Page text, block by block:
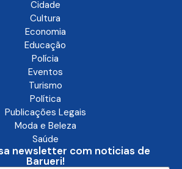
Cidade
Cultura
Economia
Educação
Polícia
Eventos
Turismo
Política
Publicações Legais
Moda e Beleza
Saúde
newsletter com noticias de
Barueri!